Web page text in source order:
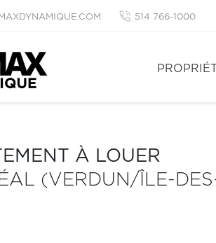
514 766-1000
À LOUER
(VERDUN/ÎLE-